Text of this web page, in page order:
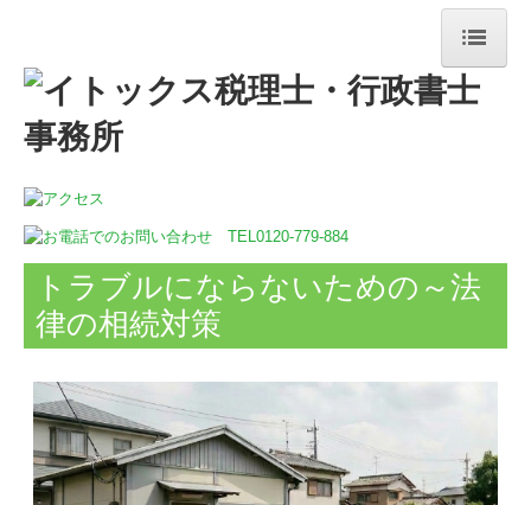
ホーム
事務所紹介
アクセス
相続対策
創業支援・会社設立
MGゲーム
トラブルにならないための～法
律の相続対策